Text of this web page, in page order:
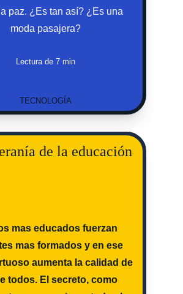
TECNOLOGÍA
de la educación
paz. ¿Es tan así? ¿Es una
moda pasajera?
mas educados fuerzan
mas formados y en ese
aumenta la calidad de
todos. El secreto, como
Lectura de 7 min